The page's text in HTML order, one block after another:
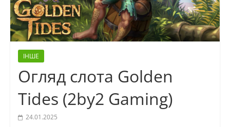
ІНШЕ
Огляд слота Golden
Tides (2by2 Gaming)
24.01.2025